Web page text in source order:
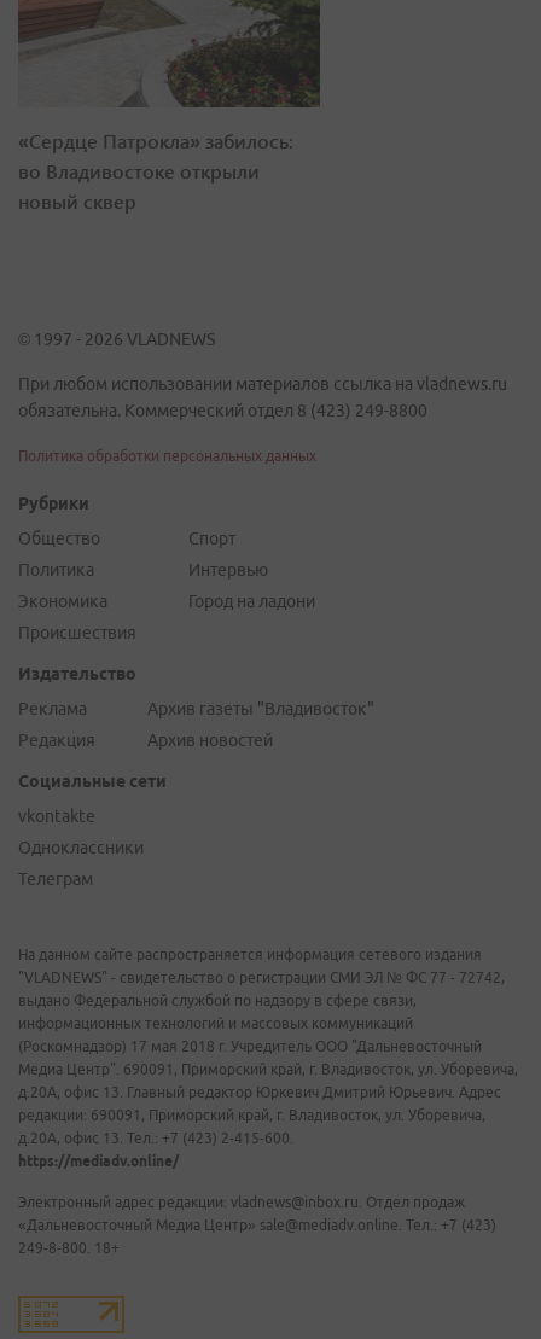
«Сердце Патрокла» забилось:
во Владивостоке открыли
новый сквер
© 1997 - 2026 VLADNEWS
При любом использовании материалов ссылка на vladnews.ru
обязательна. Коммерческий отдел 8 (423) 249-8800
Политика обработки персональных данных
Рубрики
Общество
Политика
Экономика
Происшествия
Спорт
Интервью
Город на ладони
Издательство
Реклама
Редакция
Архив газеты "Владивосток"
Архив новостей
Социальные сети
vkontakte
Одноклассники
Телеграм
На данном сайте распространяется информация сетевого издания
"VLADNEWS" - свидетельство о регистрации СМИ ЭЛ № ФС 77 - 72742,
выдано Федеральной службой по надзору в сфере связи,
информационных технологий и массовых коммуникаций
(Роскомнадзор) 17 мая 2018 г. Учредитель ООО "Дальневосточный
Медиа Центр". 690091, Приморский край, г. Владивосток, ул. Уборевича,
д.20А, офис 13. Главный редактор Юркевич Дмитрий Юрьевич. Адрес
редакции: 690091, Приморский край, г. Владивосток, ул. Уборевича,
д.20А, офис 13. Тел.: +7 (423) 2-415-600.
https://mediadv.online/
Электронный адрес редакции: vladnews@inbox.ru. Отдел продаж
«Дальневосточный Медиа Центр» sale@mediadv.online. Тел.: +7 (423)
249-8-800. 18+